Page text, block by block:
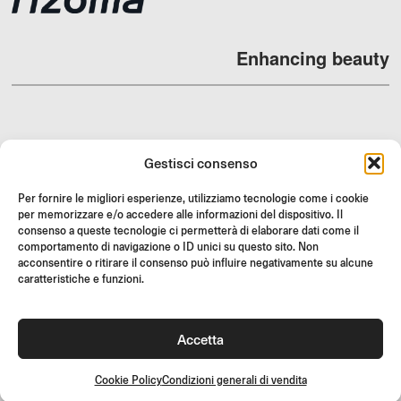
Gestisci consenso
Per fornire le migliori esperienze, utilizziamo tecnologie come i cookie
per memorizzare e/o accedere alle informazioni del dispositivo. Il
consenso a queste tecnologie ci permetterà di elaborare dati come il
comportamento di navigazione o ID unici su questo sito. Non
acconsentire o ritirare il consenso può influire negativamente su alcune
caratteristiche e funzioni.
Accetta
Cookie PolicyCondizioni generali di vendita
Enhancing beauty
RESI
ISTRUZIONI DI MONTAGGIO
GIFT CARD
JOIN US
Unisciti alla community Rizoma e accedi a contenuti esclusivi e
offerte speciali!